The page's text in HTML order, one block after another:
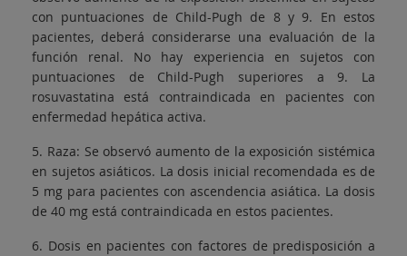
con puntuaciones de Child-Pugh de 8 y 9. En estos
pacientes, deberá considerarse una evaluación de la
función renal. No hay experiencia en sujetos con
puntuaciones de Child-Pugh superiores a 9. La
rosuvastatina está contraindicada en pacientes con
enfermedad hepática activa.
5. Raza: Se observó aumento de la exposición sistémica
en sujetos asiáticos. La dosis inicial recomendada es de
5 mg para pacientes con ascendencia asiática. La dosis
de 40 mg está contraindicada en estos pacientes.
6. Dosis en pacientes con factores de predisposición a